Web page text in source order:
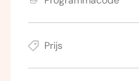
Prijs